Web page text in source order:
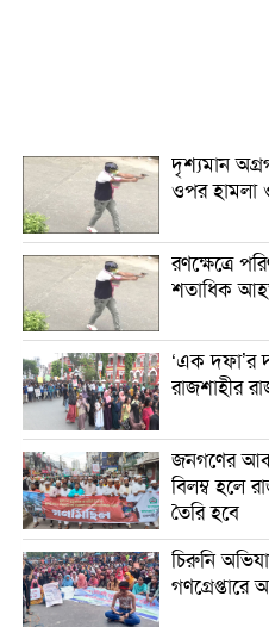
দৃশ্যমান
ওপর হামলা
রণক্ষেত্রে
শতাধিক
‘এক দফা’র
রাজশাহীর
জনগণের
বিলম্ব হলে
তৈরি হবে
চিরুনি
গণগ্রেপ্তারে